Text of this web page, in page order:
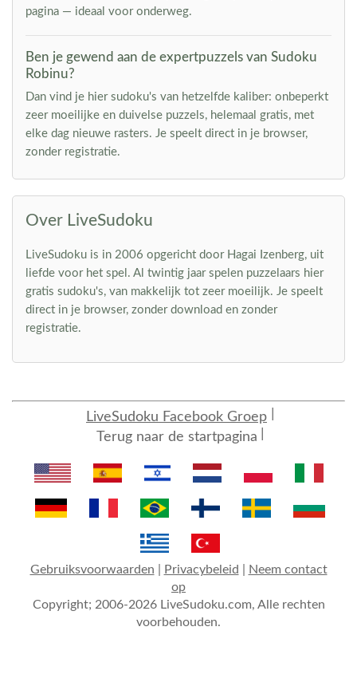
pagina — ideaal voor onderweg.
Ben je gewend aan de expertpuzzels van Sudoku
Robinu?
Dan vind je hier sudoku's van hetzelfde kaliber: onbeperkt
zeer moeilijke en duivelse puzzels, helemaal gratis, met
elke dag nieuwe rasters. Je speelt direct in je browser,
zonder registratie.
Over LiveSudoku
LiveSudoku is in 2006 opgericht door Hagai Izenberg, uit
liefde voor het spel. Al twintig jaar spelen puzzelaars hier
gratis sudoku's, van makkelijk tot zeer moeilijk. Je speelt
direct in je browser, zonder download en zonder
registratie.
LiveSudoku Facebook Groep
Terug naar de startpagina
Gebruiksvoorwaarden Privacybeleid
Neem contact
op
Copyright; 2006-2026 LiveSudoku.com, Alle rechten
voorbehouden.